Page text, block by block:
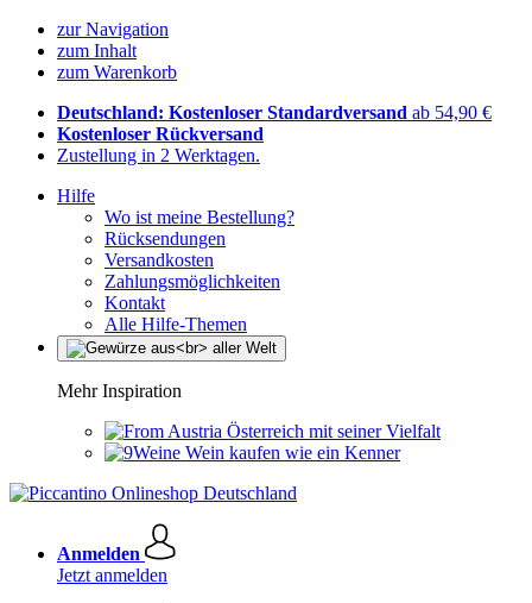
zur Navigation
zum Inhalt
zum Warenkorb
Deutschland: Kostenloser Standardversand ab 54,90 €
Kostenloser Rückversand
Zustellung in 2 Werktagen.
Hilfe
Wo ist meine Bestellung?
Rücksendungen
Versandkosten
Zahlungsmöglichkeiten
Kontakt
Alle Hilfe-Themen
Mehr Inspiration
Österreich mit seiner Vielfalt
Wein kaufen wie ein Kenner
Anmelden
Jetzt anmelden